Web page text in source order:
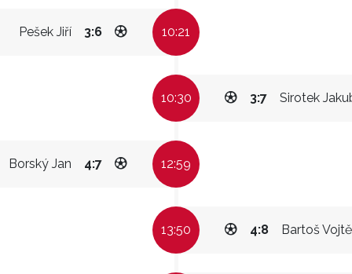
Pešek Jiří 3:6 10:21
10:30 Sirotek
3:7
Borský Jan 4:7 12:59
13:50 Bartoš
4:8